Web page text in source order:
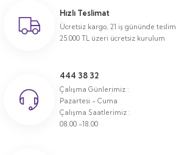
Hızlı Teslimat
Ücretsiz kargo, 21 iş gününde teslim
25.000 TL üzeri ücretsiz kurulum
444 38 32
Çalışma Günlerimiz :
Pazartesi - Cuma
Çalışma Saatlerimiz :
08.00 -18.00